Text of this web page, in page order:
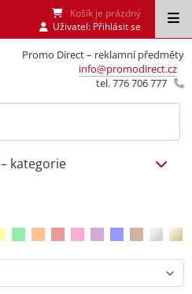
Promo Direct – reklamní předměty
info@promodirect.cz
tel. 776 706 777
Košík je prázdný
Uživatel: Přihlásit se
– kategorie